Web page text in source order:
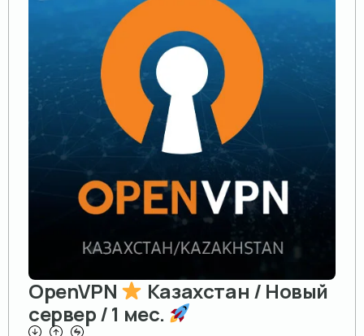
OpenVPN
Казахстан / Новый
сервер / 1 мес.